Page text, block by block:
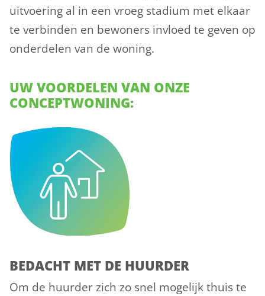
uitvoering al in een vroeg stadium met elkaar
te verbinden en bewoners invloed te geven op
onderdelen van de woning.
UW VOORDELEN VAN ONZE
CONCEPTWONING:
BEDACHT MET DE HUURDER
Om de huurder zich zo snel mogelijk thuis te